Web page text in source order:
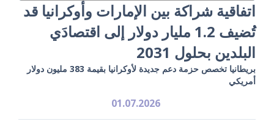
اتفاقية شراكة بين الإمارات وأوكرانيا قد
تُضيف 1.2 مليار دولار إلى اقتصادَي
البلدين بحلول 2031
بريطانيا تخصص حزمة دعم جديدة لأوكرانيا بقيمة 383 مليون دولار
أمريكي
01.07.2026